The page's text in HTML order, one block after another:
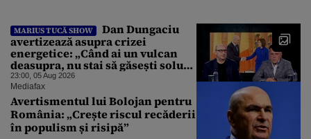
MARIUS TUCĂ SHOW
Dan Dungaciu
avertizează asupra crizei
energetice: „Când ai un vulcan
deasupra, nu stai să găsești soluții
cu leucoplast”
23:00, 05 Aug 2026
Mediafax
Avertismentul lui Bolojan pentru
România: „Crește riscul recăderii
în populism și risipă”